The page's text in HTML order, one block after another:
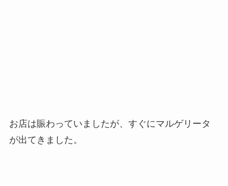
お店は賑わっていましたが、すぐにマルゲリータ
が出てきました。